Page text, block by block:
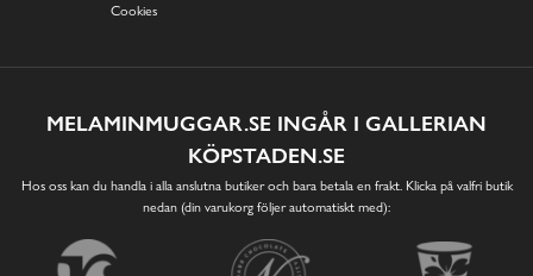
Cookies
MELAMINMUGGAR.SE INGÅR I GALLERIAN
KÖPSTADEN.SE
Hos oss kan du handla i alla anslutna butiker och bara betala en frakt. Klicka på valfri butik
nedan (din varukorg följer automatiskt med):